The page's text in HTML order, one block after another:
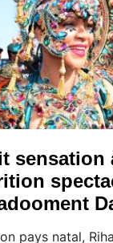
sensation
pays natal,